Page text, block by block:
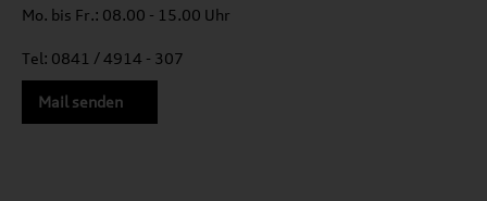
Mo. bis Fr.: 08.00 - 15.00 Uhr
Tel: 0841 / 4914 - 307
Mail senden